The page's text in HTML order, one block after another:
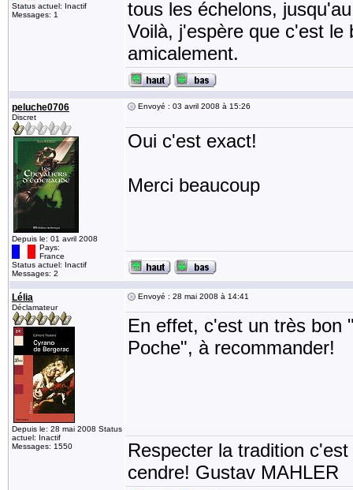
Status actuel: Inactif
Messages: 1
tous les échelons,
Voilà, j'espère que c'est le
amicalement.
peluche0706
Discret
Depuis le: 01 avril 2008
Pays:
France
Status actuel: Inactif
Messages: 2
Envoyé : 03 avril 2008 à 15:26
Oui c'est exact!
Merci beaucoup
Lélia
Déclamateur
Depuis le: 28 mai 2008 Status
actuel: Inactif
Messages: 1550
Envoyé : 28 mai 2008 à 14:41
En effet, c'est un très bon
Poche", à recommander!
Respecter la tradition
cendre! Gustav MAHLER